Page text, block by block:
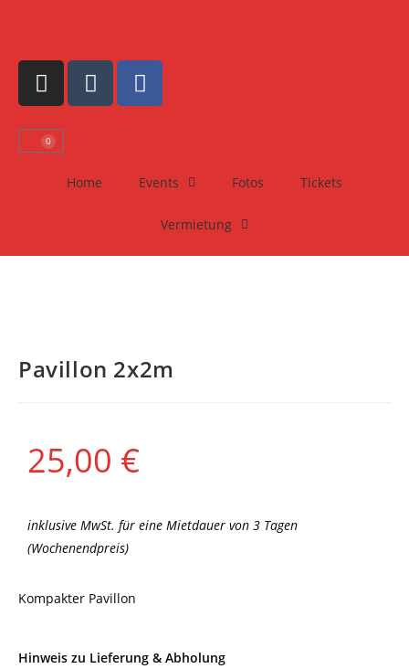
0
Home Events Fotos Tickets
Vermietung
Pavillon 2x2m
25,00 €
inklusive MwSt. für eine Mietdauer von 3 Tagen
(Wochenendpreis)
Kompakter Pavillon
Hinweis zu Lieferung & Abholung